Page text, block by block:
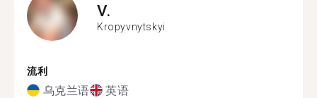
V.
Kropyvnytskyi
流利
乌克兰语 英语